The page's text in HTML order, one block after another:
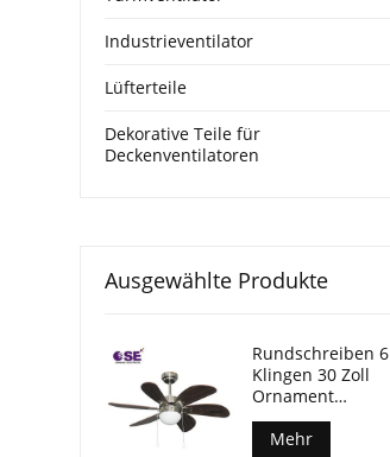
Industrieventilator
Lüfterteile
Dekorative Teile für
Deckenventilatoren
Ausgewählte Produkte
Rundschreiben 6
Klingen 30 Zoll
Ornament
Hängefächer mit
Licht
Mehr